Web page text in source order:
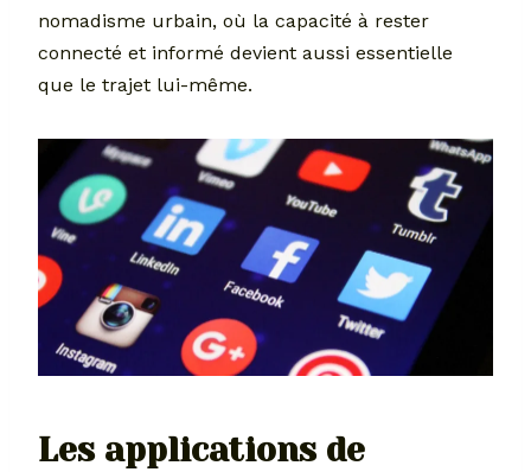
nomadisme urbain, où la capacité à rester
connecté et informé devient aussi essentielle
que le trajet lui-même.
Les applications de